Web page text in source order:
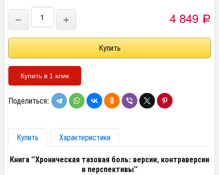
− + 4 849 Р
Купить в 1 клик
Поделиться:
Купить
Характеристики
Книга "Хроническая тазовая боль: версии, контраверсии
и перспективы"